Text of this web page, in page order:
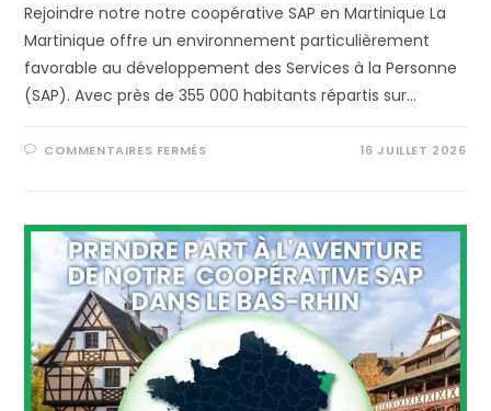
Rejoindre notre notre coopérative SAP en Martinique La
Martinique offre un environnement particulièrement
favorable au développement des Services à la Personne
(SAP). Avec près de 355 000 habitants répartis sur…
COMMENTAIRES FERMÉS 16 JUILLET 2026